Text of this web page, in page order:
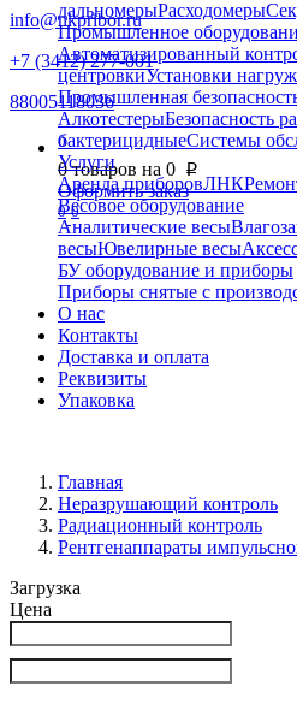
info@nkpribor.ru
+7 (3412) 277-001
88005118036
0
0 товаров на 0 p
Оформить заказ
0 0
дальномерыРасходомеры
Промышленное
Автоматизированный
центровкиУстановки
Промышленная
АлкотестерыБезопасность
бактерицидныеСистемы
Услуги
Аренда приборовЛНК
Весовое оборудование
Аналитические весы
весыЮвелирные весы
БУ оборудование и приборы
Приборы снятые с
О нас
Контакты
Доставка и оплата
Реквизиты
Упаковка
Главная
Неразрушающий контроль
Радиационный контроль
Рентгенаппараты
Загрузка
Цена